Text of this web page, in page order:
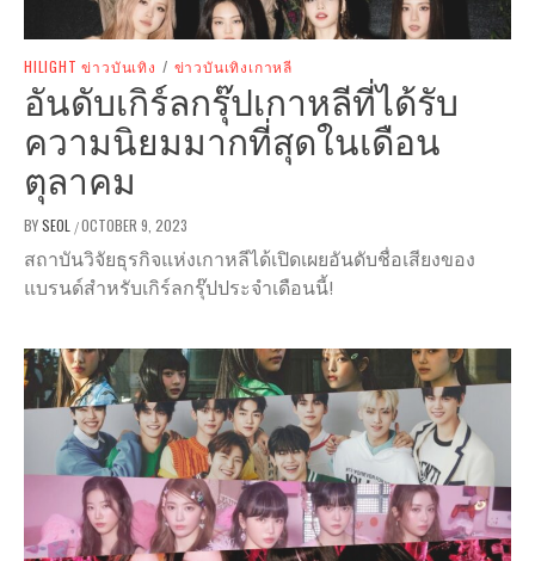
HILIGHT ข่าวบันเทิง / ข่าวบันเทิงเกาหลี
อันดับเกิร์ลกรุ๊ปเกาหลีที่ได้รับ
ความนิยมมากที่สุดในเดือน
ตุลาคม
BYSEOL /OCTOBER 9, 2023
สถาบันวิจัยธุรกิจแห่งเกาหลีได้เปิดเผยอันดับชื่อเสียงของ
แบรนด์สำหรับเกิร์ลกรุ๊ปประจำเดือนนี้!